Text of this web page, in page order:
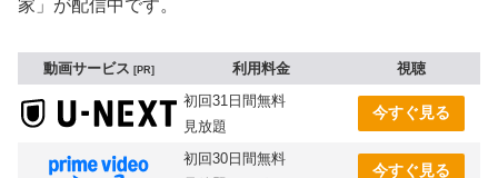
家」が配信中です。
動画サービス PR 利用料金
視聴
初回31日間無料
見放題
今すぐ見る
初回30日間無料
今すぐ見る